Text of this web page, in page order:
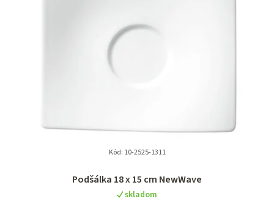
Podšálka 18 x 15 cm NewWave
skladom
Kód: 10-2525-1311